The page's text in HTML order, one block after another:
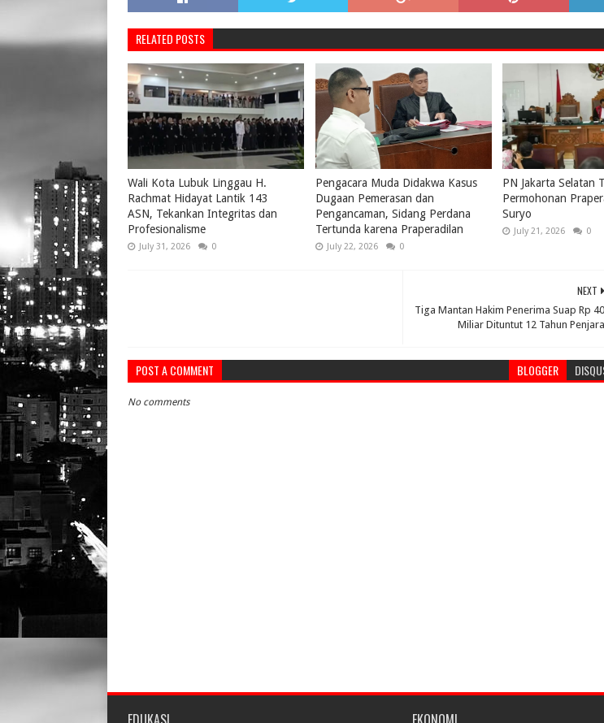
RELATED POSTS
Wali Kota Lubuk Linggau H.
Rachmat Hidayat Lantik 143
ASN, Tekankan Integritas dan
Profesionalisme
July 31, 2026 0
Pengacara Muda Didakwa Kasus
Dugaan Pemerasan dan
Pengancaman, Sidang Perdana
Tertunda karena Praperadilan
July 22, 2026 0
PN Jakarta Selatan
Permohonan
Suryo
July 21, 2026 0
NEXT
Tiga Mantan Hakim Penerima Suap Rp 40
Miliar Dituntut 12 Tahun Penjara
POST A COMMENT BLOGGER
No comments